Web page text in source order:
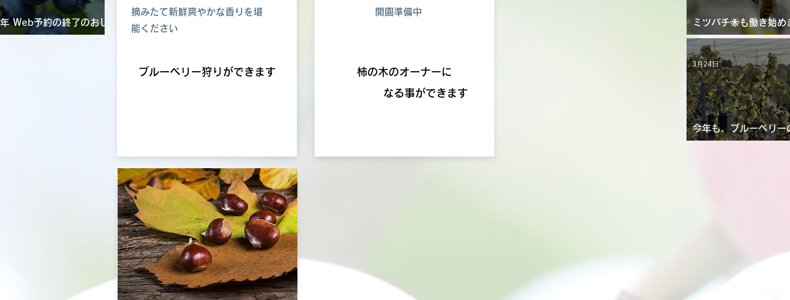
Web予約の終了のおし
摘みたて新鮮爽やかな香りを堪
能ください
ブルーベリー狩りができます
開園準備中
柿の木のオーナーに
​ なる事ができます
ミツバチ🐝も働き始め
た！！ 2026/4/6
今年も、ブルーベリー
3月24日